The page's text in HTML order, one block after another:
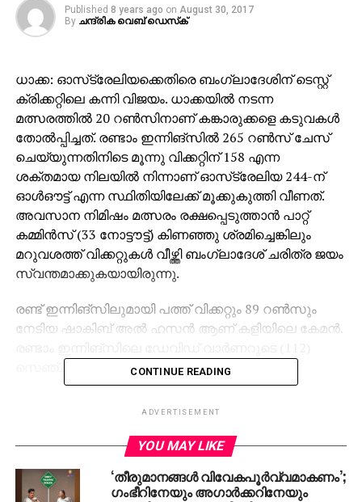
Published 8 years ago on August 30, 2017
By ചന്ദ്രിക വെബ് ഡെസ്‌ക്‌
ധാക്ക: ഓസ്‌ട്രേലിയക്കെതിരെ ബംഗ്ലാദേശിന് ടെസ്റ്റ്
ക്രിക്കറ്റിലെ കന്നി വിജയം. ധാക്കയില്‍ നടന്ന
മത്സരത്തില്‍ 20 റണ്‍സിനാണ് കങ്കാരുക്കളെ കടുവകള്‍
തോല്‍പ്പിച്ചത്. രണ്ടാം ഇന്നിങ്‌സില്‍ 265 റണ്‍സ് ചേസ്
ചെയ്യുന്നതിനിടെ മൂന്നു വിക്കറ്റിന് 158 എന്ന
ശക്തമായ നിലയില്‍ നിന്നാണ് ഓസ്‌ട്രേലിയ 244-ന്
ഓള്‍ഔട്ട് എന്ന സ്ഥിതിയിലേക്ക് മൂക്കുകുത്തി വീണത്.
അവസാന നിമിഷം മത്സരം രക്ഷപ്പെടുത്താന്‍ പാറ്റ്
കമ്മിന്‍സ് (33 നോട്ടൗട്ട്) കിണഞ്ഞു ശ്രമിച്ചെങ്കിലും
മറുവശത്ത് വിക്കറ്റുകള്‍ വീഴ്ത്തി ബംഗ്ലാദേശ് ചരിത്ര ജയം
സ്വന്തമാക്കുകയായിരുന്നു.
രണ്ട് ഇന്നിങ്‌സിലുമായി പത്ത് വിക്കറ്റും 89 റണ്‍സും
നേടിയ ഷാകിബ് അല്‍ ഹസന്‍ ആണ് കളിയിലെ കേമന്‍.
സെഞ്ച്വറി പാഴായി.
ചൊവ്വാഴ്ച കളി നിര്‍ത്തുമ്പോള്‍ രണ്ട് വിക്കറ്റിന് 109
എന്ന ശക്തമായ നിലയിലായിരുന്ന ഓസീസിന് ഇന്നും
മികച്ച തുടക്കമാണ് ലഭിച്ചത്. സ്‌കോര്‍ 178-ല്‍ നില്‍ക്കെ
CONTINUE READING
ADVERTISEMENT
YOU MAY LIKE
‘തീരുമാനങ്ങള്‍ വിവേകപൂര്‍വ്വമാകണം’;
ഗംഭീറിനേയും അഗാര്‍ക്കറിനേയും